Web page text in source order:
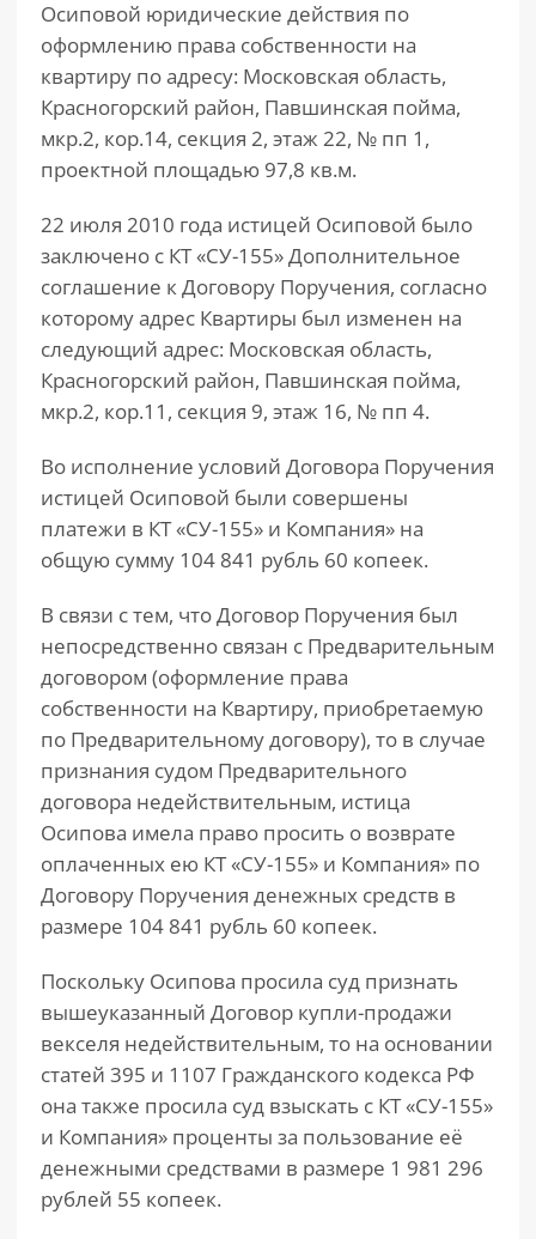
Осиповой юридические действия по
оформлению права собственности на
квартиру по адресу: Московская область,
Красногорский район, Павшинская пойма,
мкр.2, кор.14, секция 2, этаж 22, № пп 1,
проектной площадью 97,8 кв.м.
22 июля 2010 года истицей Осиповой было
заключено с КТ «СУ-155» Дополнительное
соглашение к Договору Поручения, согласно
которому адрес Квартиры был изменен на
следующий адрес: Московская область,
Красногорский район, Павшинская пойма,
мкр.2, кор.11, секция 9, этаж 16, № пп 4.
Во исполнение условий Договора Поручения
истицей Осиповой были совершены
платежи в КТ «СУ-155» и Компания» на
общую сумму 104 841 рубль 60 копеек.
В связи с тем, что Договор Поручения был
непосредственно связан с Предварительным
договором (оформление права
собственности на Квартиру, приобретаемую
по Предварительному договору), то в случае
признания судом Предварительного
договора недействительным, истица
Осипова имела право просить о возврате
оплаченных ею КТ «СУ-155» и Компания» по
Договору Поручения денежных средств в
размере 104 841 рубль 60 копеек.
Поскольку Осипова просила суд признать
вышеуказанный Договор купли-продажи
векселя недействительным, то на основании
статей 395 и 1107 Гражданского кодекса РФ
она также просила суд взыскать с КТ «СУ-155»
и Компания» проценты за пользование её
денежными средствами в размере 1 981 296
рублей 55 копеек.